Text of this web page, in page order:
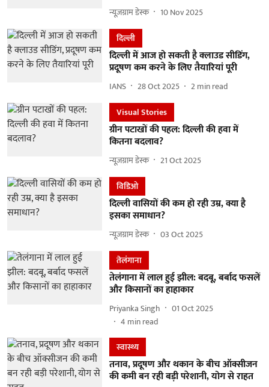
न्यूज़ग्राम डेस्क
10 Nov 2025
दिल्ली
दिल्ली में आज हो सकती है क्लाउड सीडिंग,
प्रदूषण कम करने के लिए तैयारियां पूरी
IANS 28 Oct 2025 2min read
Visual Stories
ग्रीन पटाखों की पहल: दिल्ली की हवा में
कितना बदलाव?
न्यूज़ग्राम डेस्क
21 Oct 2025
विडिओ
दिल्ली वासियों की कम हो रही उम्र, क्या है
इसका समाधान?
न्यूज़ग्राम डेस्क
03 Oct 2025
तेलंगाना
तेलंगाना में लाल हुई झील: बदबू, बर्बाद फसलें
और किसानों का हाहाकार
Priyanka Singh
01 Oct 2025
4 min read
स्वास्थ्य
तनाव, प्रदूषण और थकान के बीच ऑक्सीजन
की कमी बन रही बड़ी परेशानी, योग से राहत